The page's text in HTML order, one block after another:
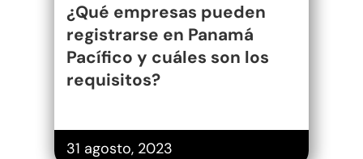
¿Qué empresas pueden
registrarse en Panamá
Pacífico y cuáles son los
requisitos?
31 agosto, 2023
Migración
Otros Enfoques